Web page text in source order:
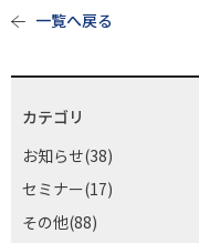
一覧へ戻る
カテゴリ
お知らせ(38)
セミナー(17)
その他(88)